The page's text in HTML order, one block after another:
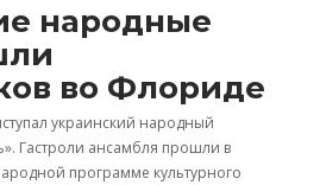
народные
во Флориде
украинский народный
Гастроли ансамбля прошли в
программе культурного